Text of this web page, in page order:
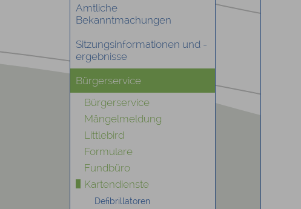
Amtliche
Bekanntmachungen
Sitzungsinformationen und -
ergebnisse
Bürgerservice
Bürgerservice
Mängelmeldung
Littlebird
Formulare
Fundbüro
Kartendienste
Defibrillatoren